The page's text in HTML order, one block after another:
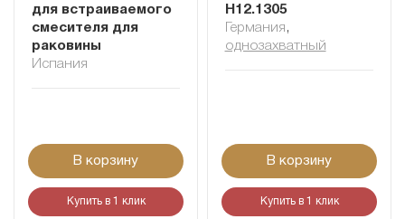
для встраиваемого
смесителя для
раковины
Испания
В корзину
Купить в 1 клик
H12.1305
Германия ,
однозахватный
В корзину
Купить в 1 клик